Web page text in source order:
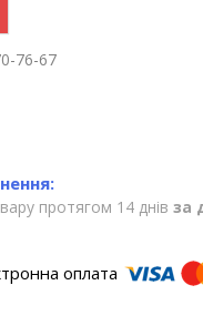
76-67
протягом 14 днів за